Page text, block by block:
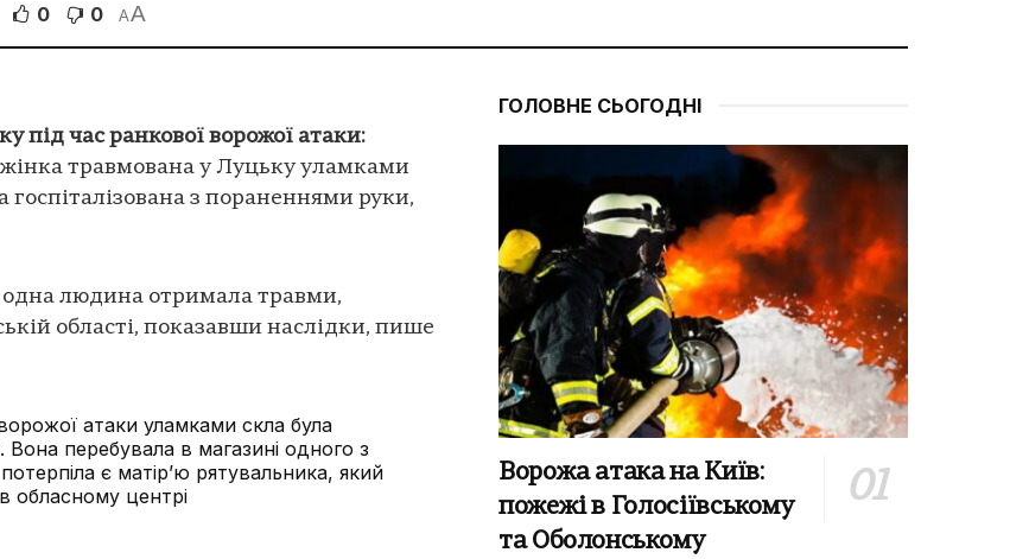
0 0 AA
під час ранкової ворожої атаки:
жінка травмована у Луцьку уламками
госпіталізована з пораненнями руки,
одна людина отримала травми,
області, показавши наслідки, пише
атаки уламками скла була
перебувала в магазині одного з
є матір’ю рятувальника, який
обласному центрі
ГОЛОВНЕ СЬОГОДНІ
Ворожа атака на Київ:
пожежі в Голосіївському
та Оболонському